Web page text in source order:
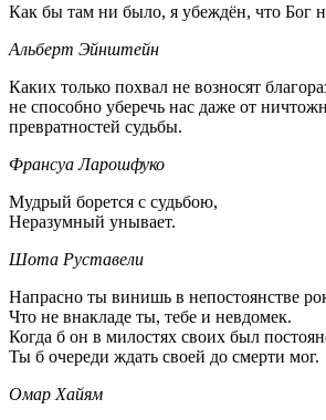
Как бы там ни было, я убеждён, что Бог
Альберт Эйнштейн
Каких только похвал не возносят
не способно уберечь нас даже от
превратностей судьбы.
Франсуа Ларошфуко
Мудрый борется с судьбою,
Неразумный унывает.
Шота Руставели
Напрасно ты винишь в непостоянстве
Что не внакладе ты, тебе и невдомек.
Когда б он в милостях своих был
Ты б очереди ждать своей до смерти мог.
Омар Хайям